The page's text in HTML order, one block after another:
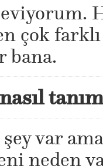
çok
bana.
şey var
neden